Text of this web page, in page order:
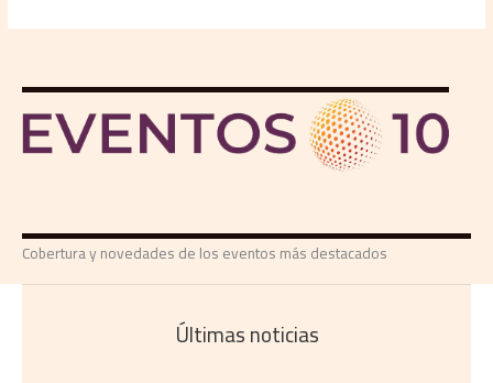
Cobertura y novedades de los eventos más destacados
Últimas noticias